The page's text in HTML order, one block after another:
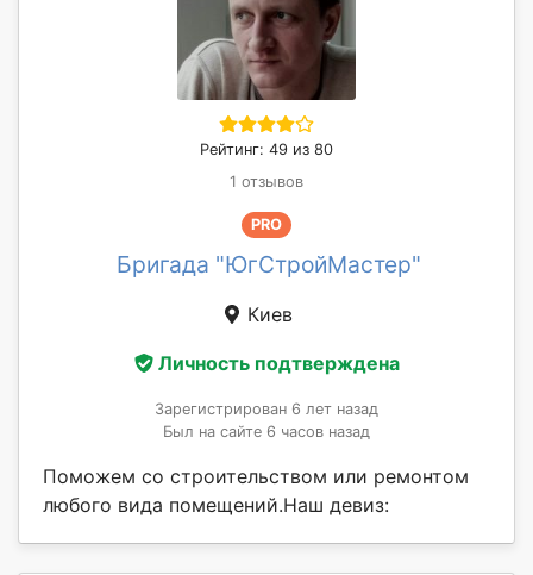
Рейтинг: 49 из 80
1 отзывов
PRO
Бригада "ЮгСтройМастер"
Киев
Личность подтверждена
Зарегистрирован 6 лет назад
Был на сайте 6 часов назад
Поможем со строительством или ремонтом
любого вида помещений.Наш девиз: